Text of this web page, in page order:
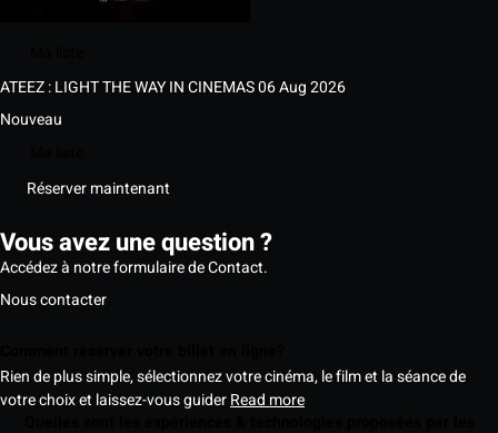
ATEEZ : LIGHT THE WAY IN CINEMAS06 Aug 2026
Nouveau
Réserver maintenant
Vous avez une question ?
Accédez à notre formulaire de Contact.
Nous contacter
Rien de plus simple, sélectionnez votre cinéma, le film et la séance de
votre choix et laissez-vous guiderRead more